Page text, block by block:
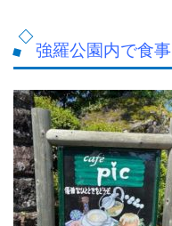
強羅公園内で食事